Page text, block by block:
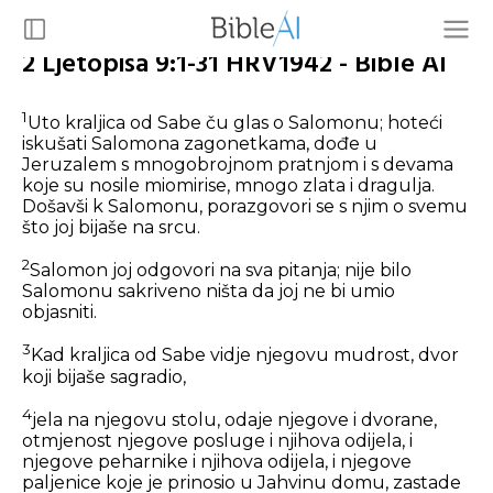
2 Ljetopisa 9:1-31 HRV1942 - Bible AI
1Uto kraljica od Sabe ču glas o Salomonu; hoteći
iskušati Salomona zagonetkama, dođe u
Jeruzalem s mnogobrojnom pratnjom i s devama
koje su nosile miomirise, mnogo zlata i dragulja.
Došavši k Salomonu, porazgovori se s njim o svemu
što joj bijaše na srcu.
2Salomon joj odgovori na sva pitanja; nije bilo
Salomonu sakriveno ništa da joj ne bi umio
objasniti.
3 Kad kraljica od Sabe vidje njegovu mudrost, dvor
koji bijaše sagradio,
4jela na njegovu stolu, odaje njegove i dvorane,
otmjenost njegove posluge i njihova odijela, i
njegove peharnike i njihova odijela, i njegove
paljenice koje je prinosio u Jahvinu domu, zastade